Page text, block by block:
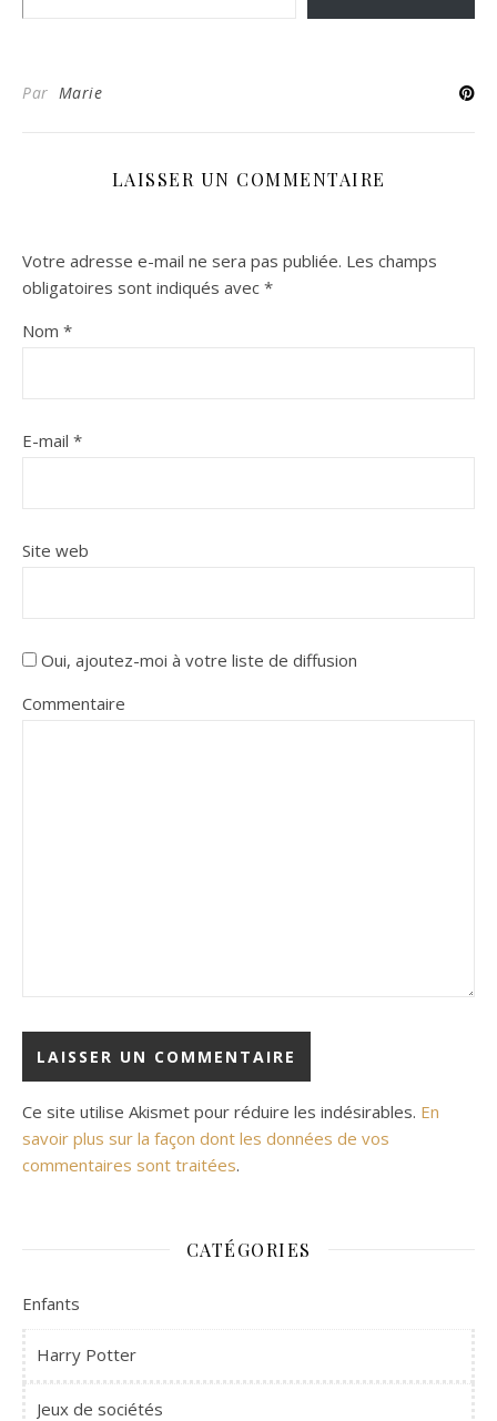
Par Marie
LAISSER UN COMMENTAIRE
Votre adresse e-mail ne sera pas publiée. Les champs
obligatoires sont indiqués avec *
Nom *
E-mail *
Site web
Oui, ajoutez-moi à votre liste de diffusion
Commentaire
Ce site utilise Akismet pour réduire les indésirables. En
savoir plus sur la façon dont les données de vos
commentaires sont traitées.
CATÉGORIES
Enfants
Harry Potter
Jeux de sociétés